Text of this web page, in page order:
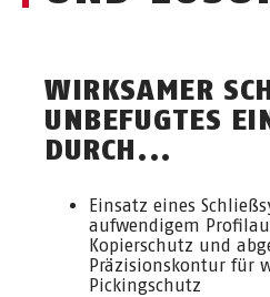
WIRKSAMER
UNBEFUGTES
DURCH...
Einsatz eines
aufwendigem
Kopierschutz und
Präzisionskontur für
Pickingschutz